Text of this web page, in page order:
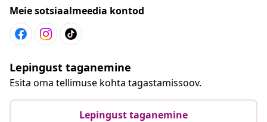
Meie sotsiaalmeedia kontod
Lepingust taganemine
Esita oma tellimuse kohta tagastamissoov.
Lepingust taganemine